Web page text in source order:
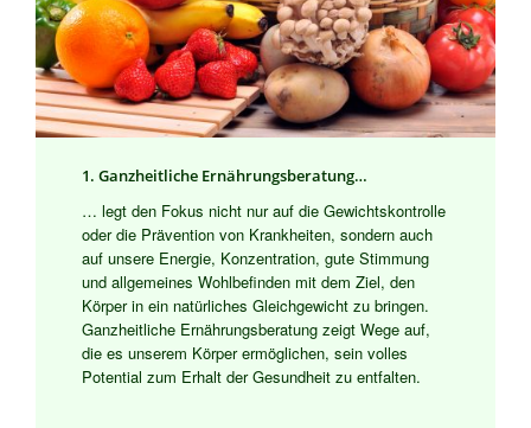
1. Ganzheitliche Ernährungsberatung…
… legt den Fokus nicht nur auf die Gewichtskontrolle
oder die Prävention von Krankheiten, sondern auch
auf unsere Energie, Konzentration, gute Stimmung
und allgemeines Wohlbefinden mit dem Ziel, den
Körper in ein natürliches Gleichgewicht zu bringen.
Ganzheitliche Ernährungsberatung zeigt Wege auf,
die es unserem Körper ermöglichen, sein volles
Potential zum Erhalt der Gesundheit zu entfalten.